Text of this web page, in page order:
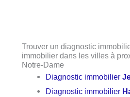
Trouver un diagnostic
immobilier dans les villes à
Notre-Dame
Diagnostic immobilier
Diagnostic immobilier